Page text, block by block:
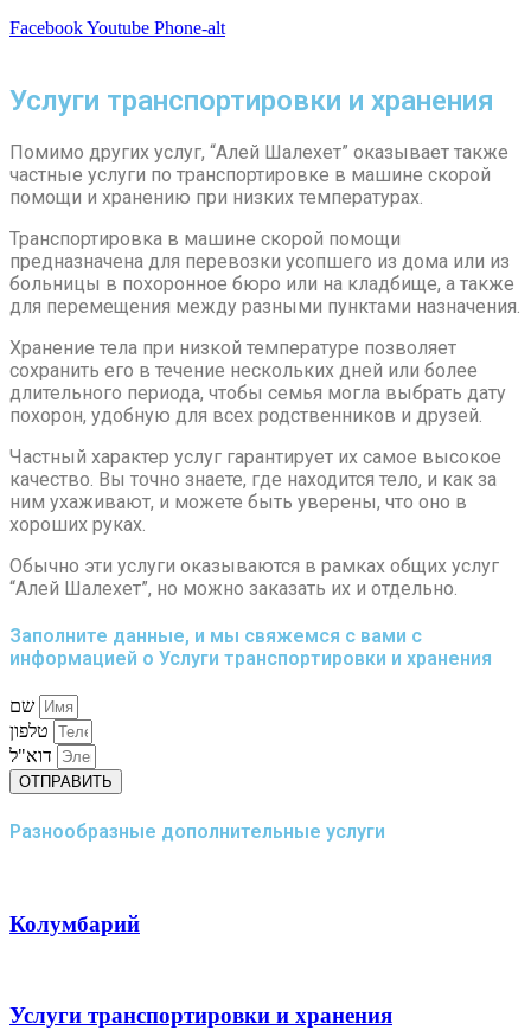
FacebookYoutube Phone-alt
Услуги транспортировки и хранения
Помимо других услуг, “Алей Шалехет” оказывает также
частные услуги по транспортировке в машине скорой
помощи и хранению при низких температурах.
Транспортировка в машине скорой помощи
предназначена для перевозки усопшего из дома или из
больницы в похоронное бюро или на кладбище, а также
для перемещения между разными пунктами назначения.
Хранение тела при низкой температуре позволяет
сохранить его в течение нескольких дней или более
длительного периода, чтобы семья могла выбрать дату
похорон, удобную для всех родственников и друзей.
Частный характер услуг гарантирует их самое высокое
качество. Вы точно знаете, где находится тело, и как за
ним ухаживают, и можете быть уверены, что оно в
хороших руках.
Обычно эти услуги оказываются в рамках общих услуг
“Алей Шалехет”, но можно заказать их и отдельно.
Заполните данные, и мы свяжемся с вами с
информацией о Услуги транспортировки и хранения
ОТПРАВИТЬ
Разнообразные дополнительные услуги
Колумбарий
Услуги транспортировки и хранения